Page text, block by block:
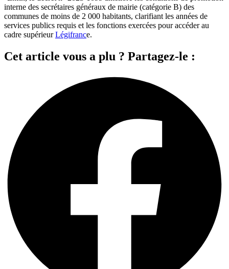
interne des secrétaires généraux de mairie (catégorie B) des
communes de moins de 2 000 habitants, clarifiant les années de
services publics requis et les fonctions exercées pour accéder au
cadre supérieurLégifrance.
Cet article vous a plu ? Partagez-le :